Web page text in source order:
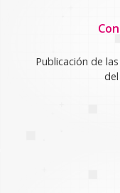
Publicación de